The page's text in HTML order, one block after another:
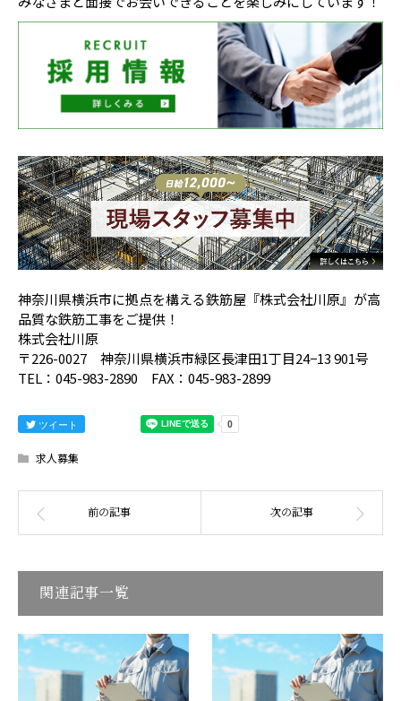
神奈川県横浜市に拠点を構える鉄筋屋『株式会社川原』が高
品質な鉄筋工事をご提供！
株式会社川原
〒226-0027 神奈川県横浜市緑区長津田1丁目24−13 901号
TEL：045-983-2890 FAX：045-983-2899
ツイート
求人募集
関連記事一覧